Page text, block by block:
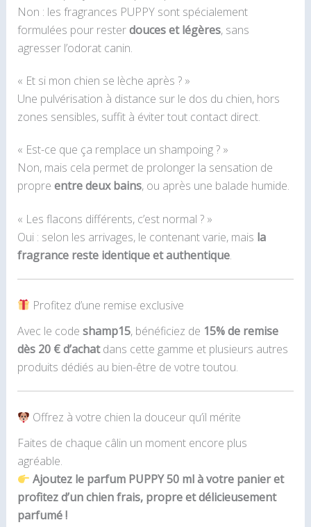
Non : les fragrances PUPPY sont spécialement
formulées pour resterdouces et légères, sans
agresser l’odorat canin.
« Et si mon chien se lèche après ? »
Une pulvérisation à distance sur le dos du chien, hors
zones sensibles, suffit à éviter tout contact direct.
« Est-ce que ça remplace un shampoing ? »
Non, mais cela permet de prolonger la sensation de
propre entre deux bains, ou après une balade humide.
« Les flacons différents, c’est normal ? »
Oui : selon les arrivages, le contenant varie, mais la
fragrance reste identique et authentique.
Profitez d’une remise exclusive
Avec le code shamp15, bénéficiez de 15% de remise
dès 20 € d’achatdans cette gamme et plusieurs autres
produits dédiés au bien-être de votre toutou.
Offrez à votre chien la douceur qu’il mérite
Faites de chaque câlin un moment encore plus
agréable.
Ajoutez le parfum PUPPY 50 ml à votre panier et
profitez d’un chien frais, propre et délicieusement
parfumé !